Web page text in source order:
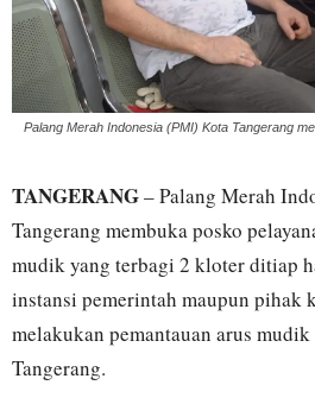
Palang Merah Indonesia (PMI) Kota Tangerang
TANGERANG– Palang Merah
Tangerang membuka posko
mudik yang terbagi 2 kloter ditiap
instansi pemerintah maupun pihak
melakukan pemantauan arus
Tangerang.